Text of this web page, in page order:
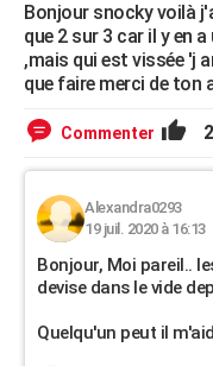
Bonjour snocky voilà
que 2 sur 3 car il y en
,mais qui est vissée 'j
que faire merci de ton
Commenter 2
Alexandra0293
19 juil. 2020 à 16:13
Bonjour, Moi pareil..
devise dans le vide
Quelqu'un peut il